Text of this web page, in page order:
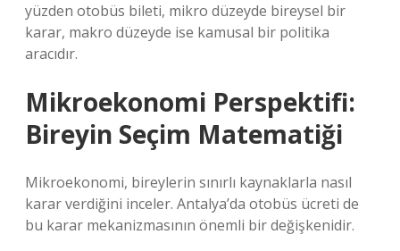
yüzden otobüs bileti, mikro düzeyde bireysel bir
karar, makro düzeyde ise kamusal bir politika
aracıdır.
Mikroekonomi Perspektifi:
Bireyin Seçim Matematiği
Mikroekonomi, bireylerin sınırlı kaynaklarla nasıl
karar verdiğini inceler. Antalya’da otobüs ücreti de
bu karar mekanizmasının önemli bir değişkenidir.